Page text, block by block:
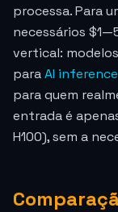
processa. Para
necessários
vertical:
paraAI inference
para quem
entrada é
H100), sem a